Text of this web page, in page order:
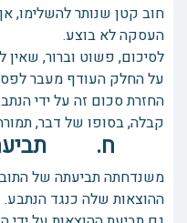
חוב קטן שנותר להשלימו,
העסקה לא בוצע.
לסיכום, פשוט וברור,
על החלק העודף מעבר
החזרת סכום זה על ידי
קבלה, בסופו של דבר,
ח. תביעה
משנדחתה תביעתה של
ההוצאות שלה כנגד הנתבע.